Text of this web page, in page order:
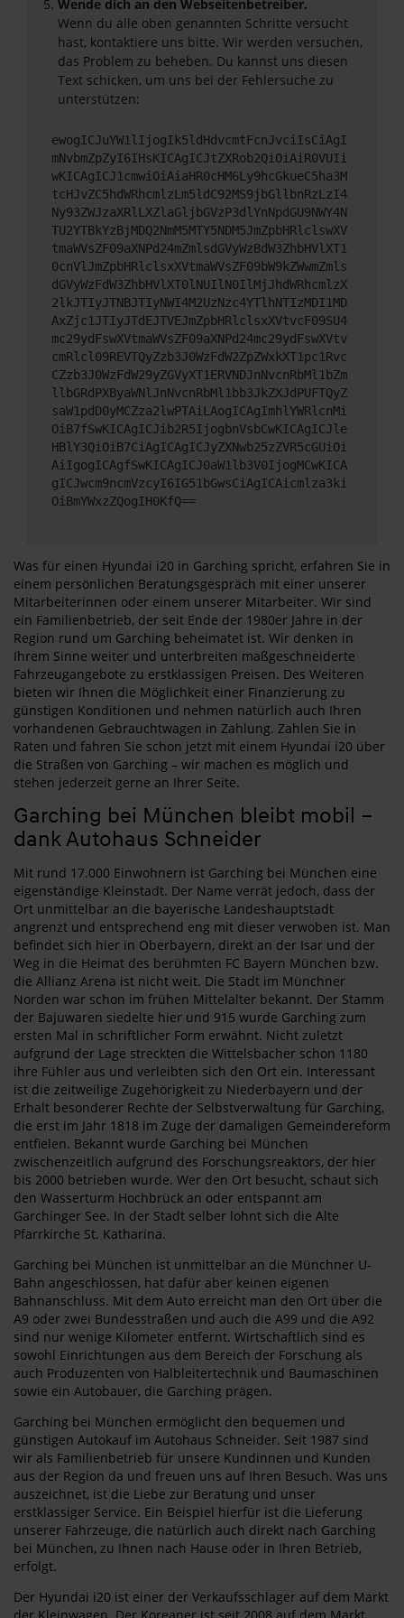
Wende dich an den Webseitenbetreiber.
Wenn du alle oben genannten Schritte versucht
hast, kontaktiere uns bitte. Wir werden versuchen,
das Problem zu beheben. Du kannst uns diesen
Text schicken, um uns bei der Fehlersuche zu
unterstützen:
ewogICJuYW1lIjogIk5ldHdvcmtFcnJvciIsCiAgI
mNvbmZpZyI6IHsKICAgICJtZXRob2QiOiAiR0VUIi
wKICAgICJ1cmwiOiAiaHR0cHM6Ly9hcGkueC5ha3M
tcHJvZC5hdWRhcmlzLm5ldC92MS9jbGllbnRzLzI4
Ny93ZWJzaXRlLXZlaGljbGVzP3dlYnNpdGU9NWY4N
TU2YTBkYzBjMDQ2NmM5MTY5NDM5JmZpbHRlclswXV
tmaWVsZF09aXNPd24mZmlsdGVyWzBdW3ZhbHVlXT1
0cnVlJmZpbHRlclsxXVtmaWVsZF09bW9kZWwmZmls
dGVyWzFdW3ZhbHVlXT0lNUIlN0IlMjJhdWRhcmlzX
2lkJTIyJTNBJTIyNWI4M2UzNzc4YTlhNTIzMDI1MD
AxZjc1JTIyJTdEJTVEJmZpbHRlclsxXVtvcF09SU4
mc29ydFswXVtmaWVsZF09aXNPd24mc29ydFswXVtv
cmRlcl09REVTQyZzb3J0WzFdW2ZpZWxkXT1pc1Rvc
CZzb3J0WzFdW29yZGVyXT1ERVNDJnNvcnRbMl1bZm
llbGRdPXByaWNlJnNvcnRbMl1bb3JkZXJdPUFTQyZ
saW1pdD0yMCZza2lwPTAiLAogICAgImhlYWRlcnMi
OiB7fSwKICAgICJib2R5IjogbnVsbCwKICAgICJle
HBlY3QiOiB7CiAgICAgICJyZXNwb25zZVR5cGUiOi
AiIgogICAgfSwKICAgICJ0aW1lb3V0IjogMCwKICA
gICJwcm9ncmVzcyI6IG51bGwsCiAgICAicmlza3ki
OiBmYWxzZQogIH0KfQ==
Was für einen Hyundai i20 in Garching spricht, erfahren Sie in
einem persönlichen Beratungsgespräch mit einer unserer
Mitarbeiterinnen oder einem unserer Mitarbeiter. Wir sind
ein Familienbetrieb, der seit Ende der 1980er Jahre in der
Region rund um Garching beheimatet ist. Wir denken in
Ihrem Sinne weiter und unterbreiten maßgeschneiderte
Fahrzeugangebote zu erstklassigen Preisen. Des Weiteren
bieten wir Ihnen die Möglichkeit einer Finanzierung zu
günstigen Konditionen und nehmen natürlich auch Ihren
vorhandenen Gebrauchtwagen in Zahlung. Zahlen Sie in
Raten und fahren Sie schon jetzt mit einem Hyundai i20 über
die Straßen von Garching – wir machen es möglich und
stehen jederzeit gerne an Ihrer Seite.
Garching bei München bleibt mobil –
dank Autohaus Schneider
Mit rund 17.000 Einwohnern ist Garching bei München eine
eigenständige Kleinstadt. Der Name verrät jedoch, dass der
Ort unmittelbar an die bayerische Landeshauptstadt
angrenzt und entsprechend eng mit dieser verwoben ist. Man
befindet sich hier in Oberbayern, direkt an der Isar und der
Weg in die Heimat des berühmten FC Bayern München bzw.
die Allianz Arena ist nicht weit. Die Stadt im Münchner
Norden war schon im frühen Mittelalter bekannt. Der Stamm
der Bajuwaren siedelte hier und 915 wurde Garching zum
ersten Mal in schriftlicher Form erwähnt. Nicht zuletzt
aufgrund der Lage streckten die Wittelsbacher schon 1180
ihre Fühler aus und verleibten sich den Ort ein. Interessant
ist die zeitweilige Zugehörigkeit zu Niederbayern und der
Erhalt besonderer Rechte der Selbstverwaltung für Garching,
die erst im Jahr 1818 im Zuge der damaligen Gemeindereform
entfielen. Bekannt wurde Garching bei München
zwischenzeitlich aufgrund des Forschungsreaktors, der hier
bis 2000 betrieben wurde. Wer den Ort besucht, schaut sich
den Wasserturm Hochbrück an oder entspannt am
Garchinger See. In der Stadt selber lohnt sich die Alte
Pfarrkirche St. Katharina.
Garching bei München ist unmittelbar an die Münchner U-
Bahn angeschlossen, hat dafür aber keinen eigenen
Bahnanschluss. Mit dem Auto erreicht man den Ort über die
A9 oder zwei Bundesstraßen und auch die A99 und die A92
sind nur wenige Kilometer entfernt. Wirtschaftlich sind es
sowohl Einrichtungen aus dem Bereich der Forschung als
auch Produzenten von Halbleitertechnik und Baumaschinen
sowie ein Autobauer, die Garching prägen.
Garching bei München ermöglicht den bequemen und
günstigen Autokauf im Autohaus Schneider. Seit 1987 sind
wir als Familienbetrieb für unsere Kundinnen und Kunden
aus der Region da und freuen uns auf Ihren Besuch. Was uns
auszeichnet, ist die Liebe zur Beratung und unser
erstklassiger Service. Ein Beispiel hierfür ist die Lieferung
unserer Fahrzeuge, die natürlich auch direkt nach Garching
bei München, zu Ihnen nach Hause oder in Ihren Betrieb,
erfolgt.
Der Hyundai i20 ist einer der Verkaufsschlager auf dem Markt